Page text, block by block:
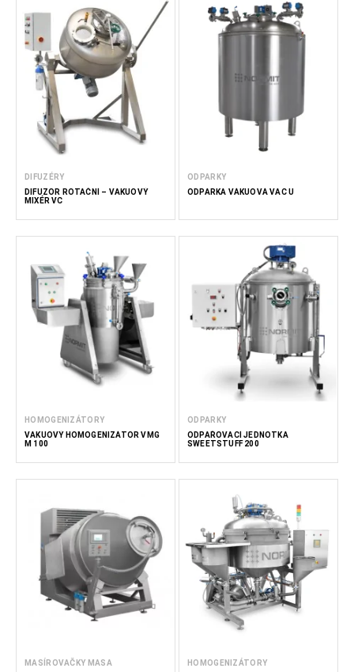
DIFUZÉRY
DIFUZOR ROTAČNÍ – VAKUOVÝ
MIXÉR VC
ODPARKY
ODPARKA VÁKUOVÁ VAC U
HOMOGENIZÁTORY
VAKUOVÝ HOMOGENIZÁTOR VMG
M 100
ODPARKY
ODPAŘOVACÍ JEDNOTKA
SWEETSTUFF 200
MASÍROVAČKY MASA
HOMOGENIZÁTORY